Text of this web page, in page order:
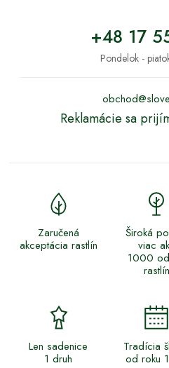
+48 17
Pondelok -
Reklamácie sa
Zaručená
akceptácia rastlín
Široká
viac
1000
rastlín
Len sadenice
1 druh
Tradícia
od roku